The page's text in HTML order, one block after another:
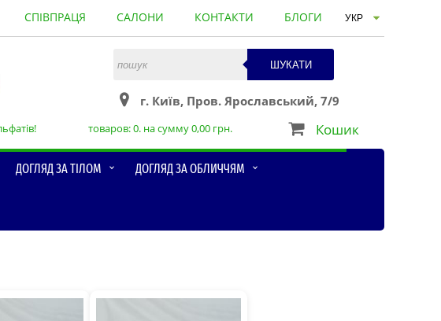
СПІВПРАЦЯ САЛОНИ КОНТАКТИ БЛОГИ
ШУКАТИ
г. Київ, Пров. Ярославський, 7/9
товаров:0. на сумму0,00 грн. Кошик
ДОГЛЯД ЗА ТІЛОМ ДОГЛЯД ЗА ОБЛИЧЧЯМ